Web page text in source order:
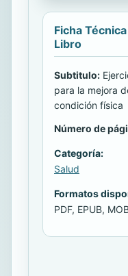
Ficha
Libro
Subtitulo:
para la mejora
condición física
Número de
Categoría:
Salud
Formatos
PDF, EPUB,